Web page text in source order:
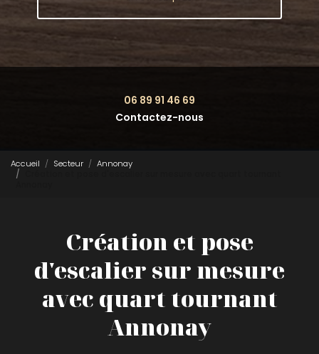
06 89 91 46 69
Contactez-nous
Accueil Secteur
Annonay
Création et pose
d'escalier sur mesure
avec quart tournant
Annonay